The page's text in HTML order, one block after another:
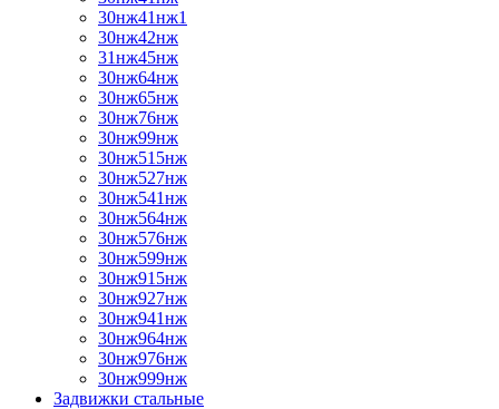
30нж41нж1
30нж42нж
31нж45нж
30нж64нж
30нж65нж
30нж76нж
30нж99нж
30нж515нж
30нж527нж
30нж541нж
30нж564нж
30нж576нж
30нж599нж
30нж915нж
30нж927нж
30нж941нж
30нж964нж
30нж976нж
30нж999нж
Задвижки стальные